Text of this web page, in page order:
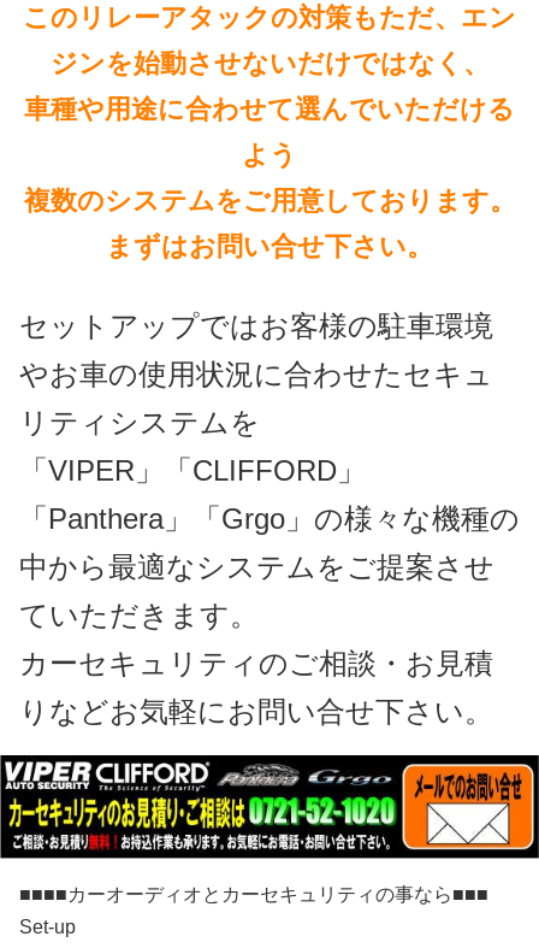
このリレーアタックの対策もただ、エン
ジンを始動させないだけではなく、
車種や用途に合わせて選んでいただける
よう
複数のシステムをご用意しております。
まずはお問い合せ下さい。
セットアップではお客様の駐車環境
やお車の使用状況に合わせたセキュ
リティシステムを
「VIPER」「CLIFFORD」
「Panthera」「Grgo」の様々な機種の
中から最適なシステムをご提案させ
ていただきます。
カーセキュリティのご相談・お見積
りなどお気軽にお問い合せ下さい。
■■■■カーオーディオとカーセキュリティの事なら■■■
Set-up